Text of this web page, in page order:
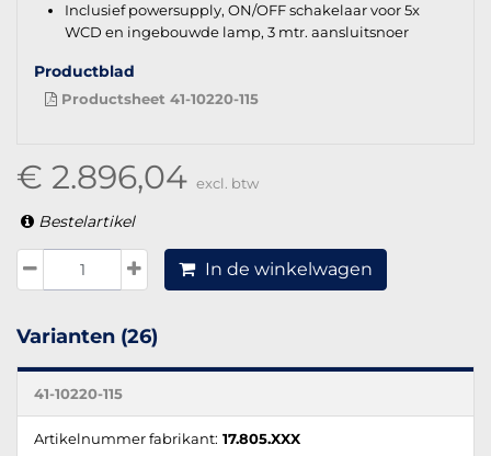
Inclusief powersupply, ON/OFF schakelaar voor 5x
WCD en ingebouwde lamp, 3 mtr. aansluitsnoer
Productblad
Productsheet 41-10220-115
€ 2.896,04 excl. btw
Bestelartikel
In de winkelwagen
Varianten (26)
41-10220-115
Artikelnummer fabrikant: 17.805.XXX